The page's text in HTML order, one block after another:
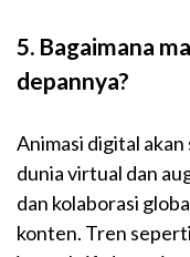
5. Bagaimana
depannya?
Animasi digital
dunia virtual dan
dan kolaborasi
konten. Tren